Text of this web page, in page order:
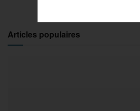
Articles populaires